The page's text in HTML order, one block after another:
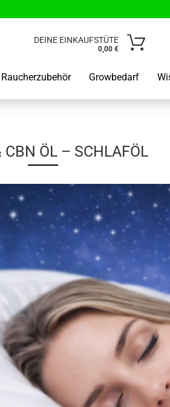
Lieferland
E-Mail
DEINE EINKAUFSTÜTE
0,00 €
Raucherzubehör Growbedarf
CBN ÖL – SCHLAFÖL